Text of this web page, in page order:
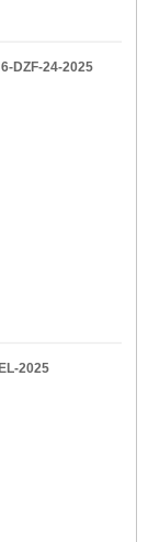
DZF-24-2025
2025